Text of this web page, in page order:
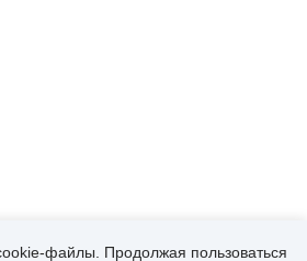
файлы. Продолжая пользоваться